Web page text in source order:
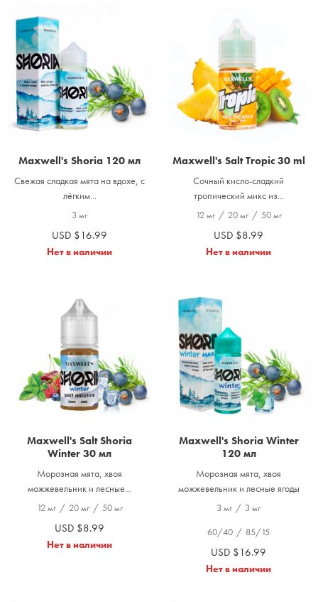
Maxwell's Shoria 120 мл
Свежая сладкая мята на вдохе, с
лёгким...
3 мг
USD $16.99
Нет в наличии
Maxwell's Salt Tropic 30 ml
Сочный кисло-сладкий
тропический микс из...
12 мг / 20 мг / 50 мг
USD $8.99
Нет в наличии
Maxwell's Salt Shoria
Winter 30 мл
Морозная мята, хвоя
можжевельник и лесные...
12 мг / 20 мг / 50 мг
USD $8.99
Нет в наличии
Maxwell's Shoria Winter
120 мл
Морозная мята, хвоя
можжевельник и лесные ягоды
3 мг / 3 мг
60/40 / 85/15
USD $16.99
Нет в наличии